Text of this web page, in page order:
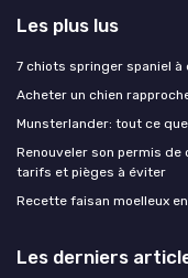
Les plus lus
7 chiots springer spaniel à
Acheter un chien
Munsterlander: tout ce
Renouveler son permis de
tarifs et pièges à éviter
Recette faisan moelleux
Les derniers